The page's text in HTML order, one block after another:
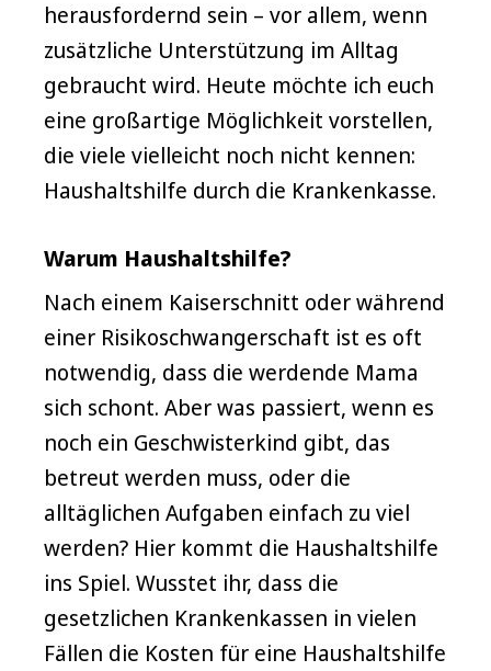
herausfordernd sein – vor allem, wenn
zusätzliche Unterstützung im Alltag
gebraucht wird. Heute möchte ich euch
eine großartige Möglichkeit vorstellen,
die viele vielleicht noch nicht kennen:
Haushaltshilfe durch die Krankenkasse.
Warum Haushaltshilfe?
Nach einem Kaiserschnitt oder während
einer Risikoschwangerschaft ist es oft
notwendig, dass die werdende Mama
sich schont. Aber was passiert, wenn es
noch ein Geschwisterkind gibt, das
betreut werden muss, oder die
alltäglichen Aufgaben einfach zu viel
werden? Hier kommt die Haushaltshilfe
ins Spiel. Wusstet ihr, dass die
gesetzlichen Krankenkassen in vielen
Fällen die Kosten für eine Haushaltshilfe